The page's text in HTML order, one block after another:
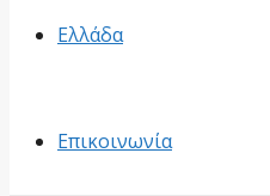
Ελλάδα
Επικοινωνία